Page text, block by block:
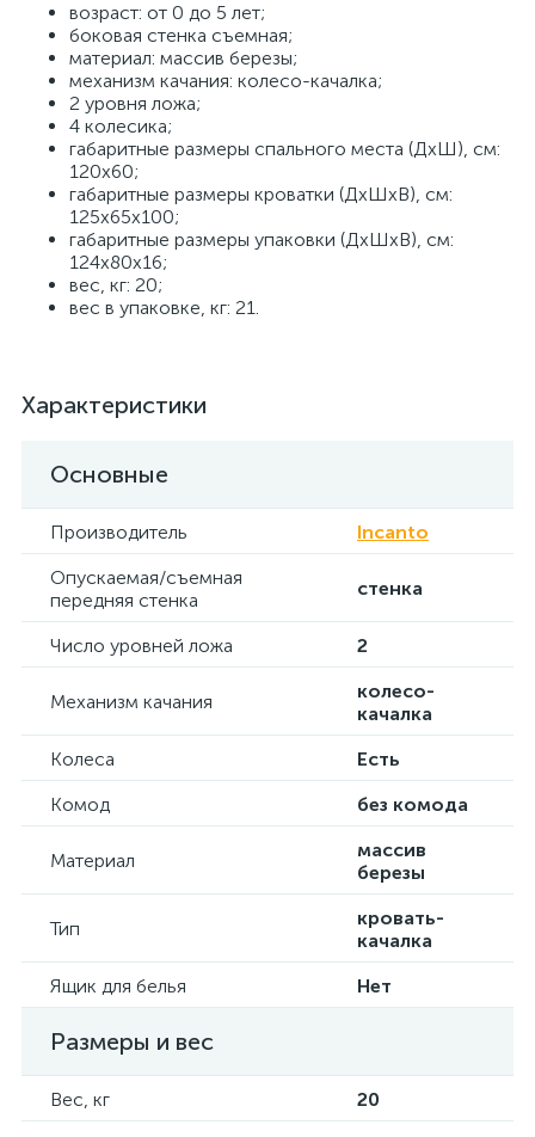
возраст: от 0 до 5 лет;
боковая стенка съемная;
материал: массив березы;
механизм качания: колесо-качалка;
2 уровня ложа;
4 колесика;
габаритные размеры спального места (ДхШ), см:
120х60;
габаритные размеры кроватки (ДхШхВ), см:
125х65х100;
габаритные размеры упаковки (ДхШхВ), см:
124х80х16;
вес, кг: 20;
вес в упаковке, кг: 21.
Характеристики
Основные
Производитель
Incanto
Опускаемая/съемная
передняя стенка
стенка
Число уровней ложа 2
Механизм качания
колесо-
качалка
Колеса
Есть
Комод
без комода
Материал
массив
березы
Тип
кровать-
качалка
Ящик для белья
Нет
Размеры и вес
Вес, кг 20